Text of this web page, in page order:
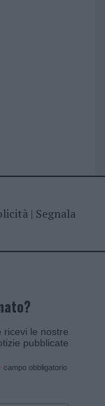
| Segnala
ricevi le nostre
pubblicate
campo obbligatorio